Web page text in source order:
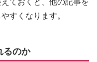
すくなります。
るのか